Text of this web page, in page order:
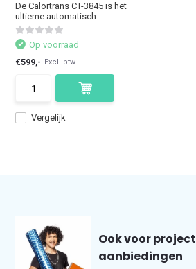
De Calortrans CT-3845 is het
ultieme automatisch...
Vergelijk
Op voorraad
€599,- Excl. btw
Ook voor project
aanbiedingen